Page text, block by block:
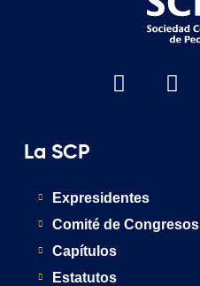
La SCP
Expresidentes
Comité de Congresos
Capítulos
Estatutos